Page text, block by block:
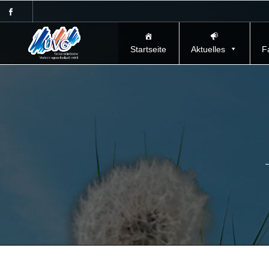
Startseite Aktuelles